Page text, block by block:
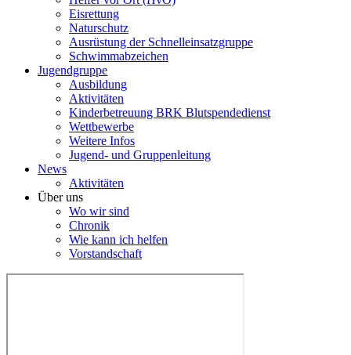
Eisrettung
Naturschutz
Ausrüstung der Schnelleinsatzgruppe
Schwimmabzeichen
Jugendgruppe
Ausbildung
Aktivitäten
Kinderbetreuung BRK Blutspendedienst
Wettbewerbe
Weitere Infos
Jugend- und Gruppenleitung
News
Aktivitäten
Über uns
Wo wir sind
Chronik
Wie kann ich helfen
Vorstandschaft